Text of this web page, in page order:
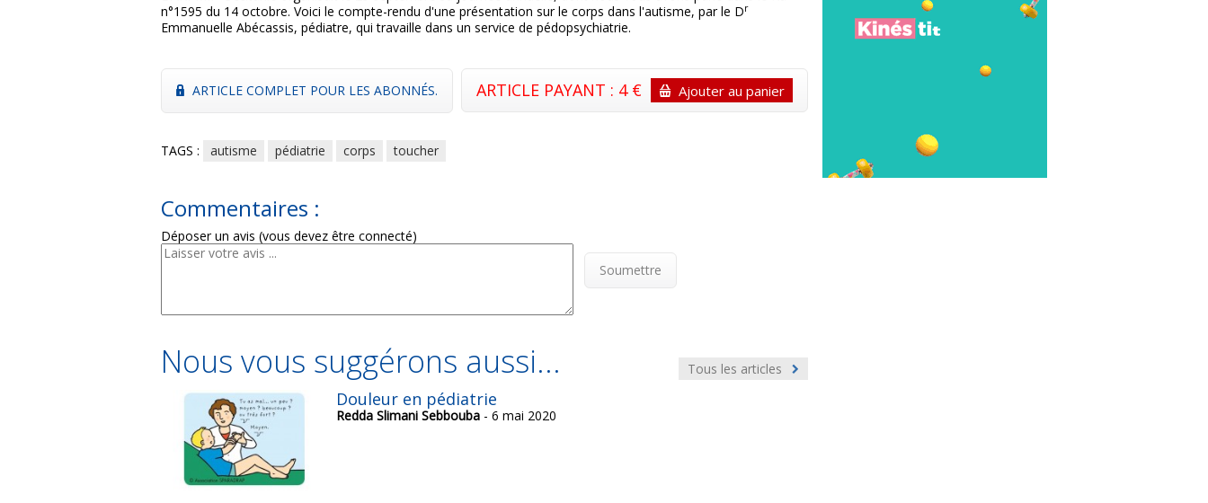
n°1595 du 14 octobre. Voici le compte-rendu d'une présentation sur le corps dans l'autisme, par le Dr
Emmanuelle Abécassis, pédiatre, qui travaille dans un service de pédopsychiatrie.
ARTICLE COMPLET POUR LES ABONNÉS. ARTICLE PAYANT : 4 € Ajouter au panier
TAGS : autisme pédiatrie corps toucher
Commentaires :
Déposer un avis (vous devez être connecté)
Soumettre
Tous les articles
Nous vous suggérons aussi...
Douleur en pédiatrie
Redda Slimani Sebbouba- 6 mai 2020